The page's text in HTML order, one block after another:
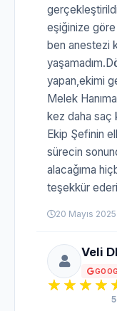
eşiğinize
ben anestezi
yapan,ekimi
Melek
kez daha saç
Ekip Şefinin
sürecin
alacağıma
teşekkür
20 Mayıs 2025
Veli